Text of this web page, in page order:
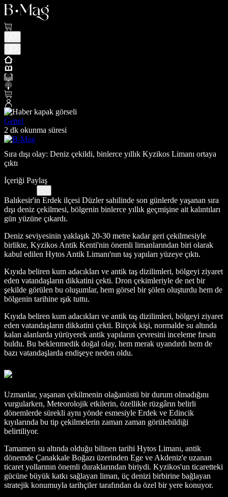
Genel
2 dk okunma süresi
Sıra dışı olay: Deniz çekildi, binlerce yıllık Kyzikos Limanı ortaya
çıktı
İçeriği Paylaş
Balıkesir'in Erdek ilçesi Düzler sahilinde son günlerde yaşanan sıra
dışı deniz çekilmesi, bölgenin binlerce yıllık geçmişine ait kalıntıları
gün yüzüne çıkardı.
Deniz seviyesinin yaklaşık 20-30 metre kadar geri çekilmesiyle
birlikte, Kyzikos Antik Kenti'nin önemli limanlarından biri olarak
kabul edilen Hytos Antik Limanı'nın taş yapıları yüzeye çıktı.
Kıyıda beliren kum adacıkları ve antik taş dizilimleri, bölgeyi ziyaret
eden vatandaşların dikkatini çekti. Dron çekimleriyle de net bir
şekilde görülen bu oluşumlar, hem görsel bir şölen oluşturdu hem de
bölgenin tarihine ışık tuttu.
Kıyıda beliren kum adacıkları ve antik taş dizilimleri, bölgeyi ziyaret
eden vatandaşların dikkatini çekti. Birçok kişi, normalde su altında
kalan alanlarda yürüyerek antik yapıların çevresini inceleme fırsatı
buldu. Bu beklenmedik doğal olay, hem merak uyandırdı hem de
bazı vatandaşlarda endişeye neden oldu.
Uzmanlar, yaşanan çekilmenin olağanüstü bir durum olmadığını
vurgularken, Meteorolojik etkilerin, özellikle rüzgârın belirli
dönemlerde sürekli aynı yönde esmesiyle Erdek ve Edincik
kıyılarında bu tip çekilmelerin zaman zaman görülebildiği
belirtiliyor.
Tamamen su altında olduğu bilinen tarihi Hytos Limanı, antik
dönemde Çanakkale Boğazı üzerinden Ege ve Akdeniz'e uzanan
ticaret yollarının önemli duraklarından biriydi. Kyzikos'un ticaretteki
gücüne büyük katkı sağlayan liman, üç denizi birbirine bağlayan
stratejik konumuyla tarihçiler tarafından da özel bir yere konuyor.